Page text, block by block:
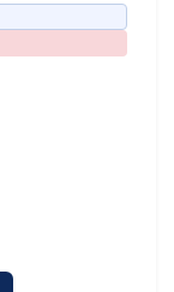
Bicicleta Electrica